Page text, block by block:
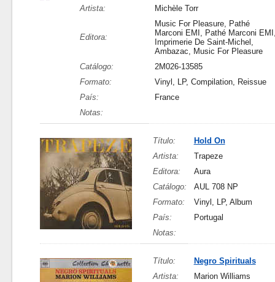
Artista:
Michèle Torr
Editora:
Music For Pleasure, Pathé
Marconi EMI, Pathé Marconi
Imprimerie De Saint-Michel,
Ambazac, Music For Pleasure
Catálogo:
2M026-13585
Formato:
Vinyl, LP, Compilation, Reissue
País:
France
Notas:
Título:
Hold On
Artista:
Trapeze
Editora:
Aura
Catálogo:
AUL 708 NP
Formato:
Vinyl, LP, Album
País:
Portugal
Notas:
Título:
Negro Spirituals
Artista:
Marion Williams